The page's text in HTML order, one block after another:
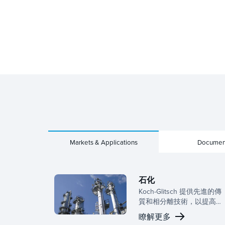
Markets & Applications
石化
Koch-Glitsch 提供先進的傳
質和相分離技術，以提高石
化加工的通量、可靠性和可
持續性。
瞭解更多